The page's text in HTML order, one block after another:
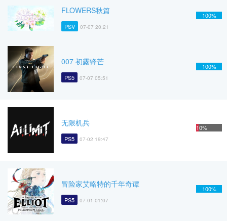
FLOWERS秋篇
PSV 07-07 20:21
100%
007 初露锋芒
PS5 07-07 05:51
100%
无限机兵
PS5 07-02 19:47
10%
冒险家艾略特的千年奇谭
PS5 07-01 01:07
100%